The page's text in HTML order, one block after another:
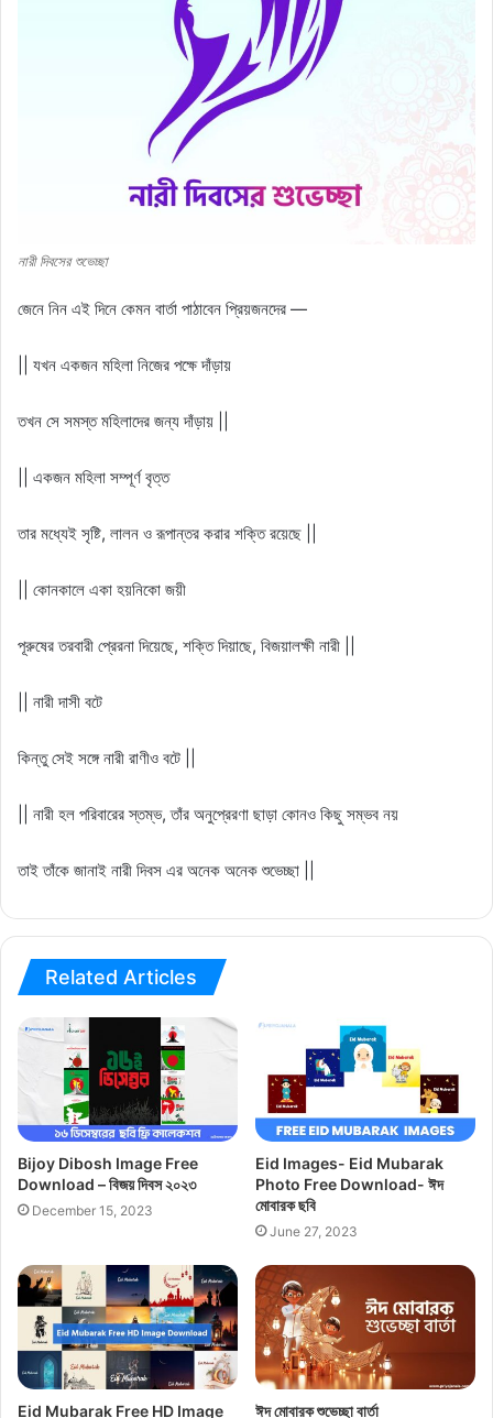
নারী দিবসের শুভেচ্ছা
জেনে নিন এই দিনে কেমন বার্তা পাঠাবেন প্রিয়জনদের —
|| যখন একজন মহিলা নিজের পক্ষে দাঁড়ায়
তখন সে সমস্ত মহিলাদের জন্য দাঁড়ায় ||
|| একজন মহিলা সম্পূর্ণ বৃত্ত
তার মধ্যেই সৃষ্টি, লালন ও রূপান্তর করার শক্তি রয়েছে ||
|| কোনকালে একা হয়নিকো জয়ী
পূরুষের তরবারী প্রেরনা দিয়েছে, শক্তি দিয়াছে, বিজয়ালক্ষী নারী ||
|| নারী দাসী বটে
কিন্তু সেই সঙ্গে নারী রাণীও বটে ||
|| নারী হল পরিবারের স্তম্ভ, তাঁর অনুপ্রেরণা ছাড়া কোনও কিছু সম্ভব নয়
তাই তাঁকে জানাই নারী দিবস এর অনেক অনেক শুভেচ্ছা ||
Related Articles
Bijoy Dibosh Image Free
Download – বিজয় দিবস ২০২৩
December 15, 2023
Eid Images- Eid Mubarak
Photo Free Download- ঈদ
মোবারক ছবি
June 27, 2023
Eid Mubarak Free HD Image ঈদ মোবারক শুভেচ্ছা বার্তা